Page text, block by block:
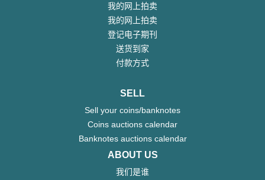
我的网上拍卖
我的网上拍卖
登记电子期刊
送货到家
付款方式
SELL
Sell your coins/banknotes
Coins auctions calendar
Banknotes auctions calendar
ABOUT US
我们是谁